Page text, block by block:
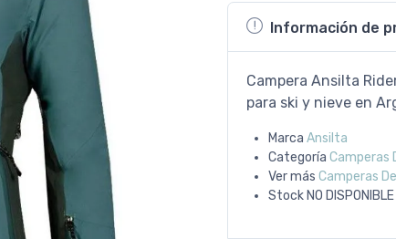
Información de
Campera Ansilta
para ski y nieve en
Marca Ansilta
Categoría Camperas
Ver más Camperas
Stock NO DISPONIBLE